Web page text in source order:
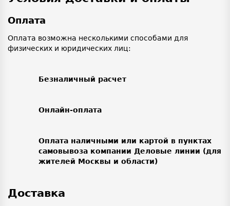
Оплата
Оплата возможна несколькими способами для
физических и юридических лиц:
Безналичный расчет
Онлайн-оплата
Оплата наличными или картой в пунктах
самовывоза компании Деловые линии (для
жителей Москвы и области)
Доставка